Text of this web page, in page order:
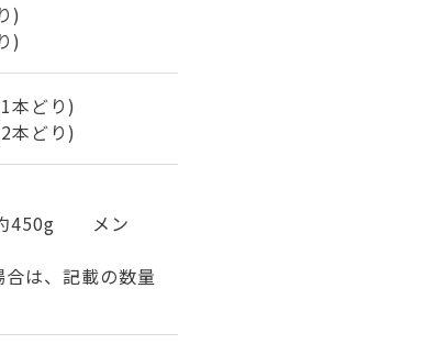
)
)
本どり)
本どり)
約450g メン
は、記載の数量